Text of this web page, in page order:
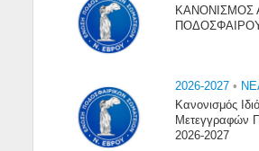
ΚΑΝΟΝΙΣΜΟΣ
2026-2027 •
Κανονισμός
Μετεγγραφών
2026-2027